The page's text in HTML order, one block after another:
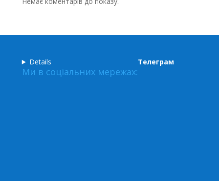
Details
Ми в соціальних мережах:
Телеграм